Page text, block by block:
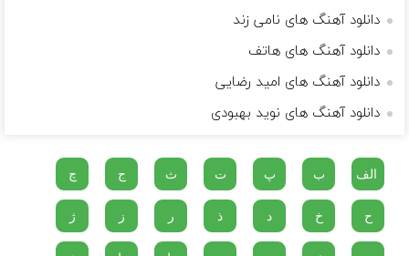
دانلود آهنگ های نامی زند
دانلود آهنگ های هاتف
دانلود آهنگ های امید رضایی
دانلود آهنگ های نوید بهبودی
الف ب پ ت ث ج چ
ح خ د ذ ر ز ژ